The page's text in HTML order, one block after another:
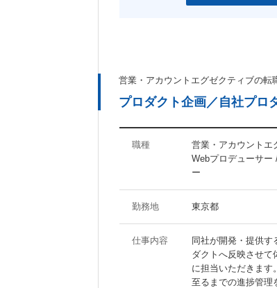
営業・アカウントエグゼクティブの転
プロダクト企画／自社プロ
職種
営業・アカウントエ
Webプロデューサー
ー
勤務地 東京都
仕事内容
同社が開発・提供す
ダクトへ反映させて
に担当いただきます
至るまでの進捗管理